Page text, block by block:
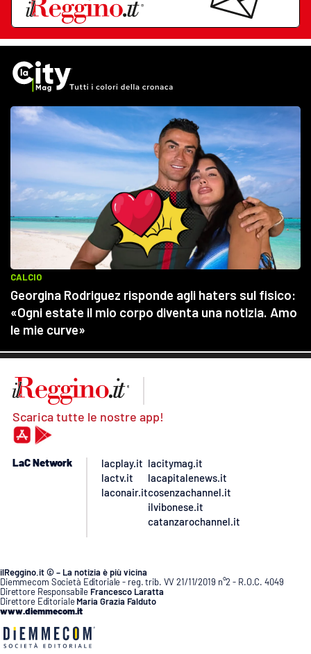
Scarica tutte le nostre app!
LaC Network
lacplay.it
lactv.it
laconair.it
lacitymag.it
lacapitalenews.it
cosenzachannel.it
ilvibonese.it
catanzarochannel.it
ilReggino.it © – La notizia è più vicina
Diemmecom Società Editoriale - reg. trib. VV 21/11/2019 n°2 - R.O.C. 4049
Direttore Responsabile Francesco Laratta
Direttore Editoriale Maria Grazia Falduto
www.diemmecom.it